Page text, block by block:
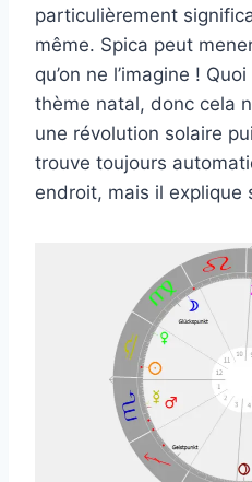
particulièrement
même. Spica peut
qu’on ne l’imagine !
thème natal, donc cela
une révolution solaire
trouve toujours
endroit, mais il explique